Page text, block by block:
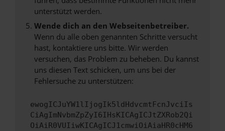
unterstützt werden.
Wende dich an den Webseitenbetreiber.
Wenn du alle oben genannten Schritte versucht
hast, kontaktiere uns bitte. Wir werden
versuchen, das Problem zu beheben. Du kannst
uns diesen Text schicken, um uns bei der
Fehlersuche zu unterstützen:
ewogICJuYW1lIjogIk5ldHdvcmtFcnJvciIs
CiAgImNvbmZpZyI6IHsKICAgICJtZXRob2Qi
OiAiR0VUIiwKICAgICJ1cmwiOiAiaHR0cHM6